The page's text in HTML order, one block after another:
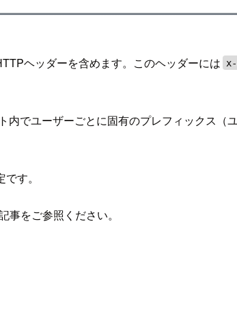
ヘッダーを含めます。このヘッダーには
内でユーザーごとに固有のプレフィックス（
す。
をご参照ください。